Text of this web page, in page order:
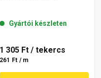
Gyártói készleten
1 305 Ft / tekercs
261 Ft / m